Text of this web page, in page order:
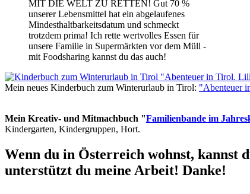
MIT DIE WELT ZU RETTEN! Gut 70 %
unserer Lebensmittel hat ein abgelaufenes
Mindesthaltbarkeitsdatum und schmeckt
trotzdem prima! Ich rette wertvolles Essen für
unsere Familie in Supermärkten vor dem Müll -
mit Foodsharing kannst du das auch!
Mein neues Kinderbuch zum Winterurlaub in Tirol: "Abenteuer
Mein Kreativ- und Mitmachbuch "Familienbande im
Kindergarten, Kindergruppen, Hort.
Wenn du in Österreich wohnst,
unterstützt du meine Arbeit! Danke!